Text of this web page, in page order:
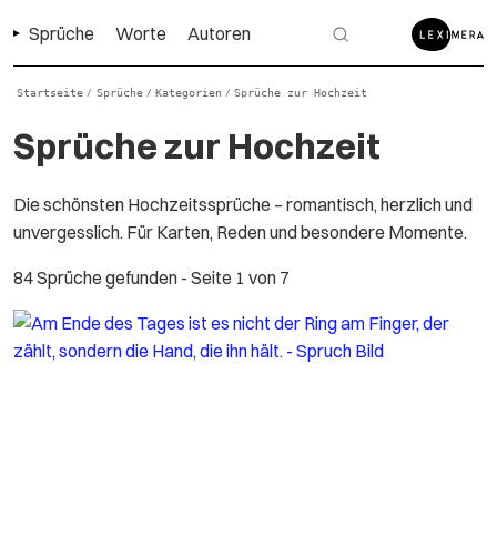
Sprüche Worte Autoren
Startseite / Sprüche / Kategorien / Sprüche zur Hochzeit
Sprüche zur Hochzeit
Die schönsten Hochzeitssprüche – romantisch, herzlich und
unvergesslich. Für Karten, Reden und besondere Momente.
84 Sprüche gefunden - Seite 1 von 7